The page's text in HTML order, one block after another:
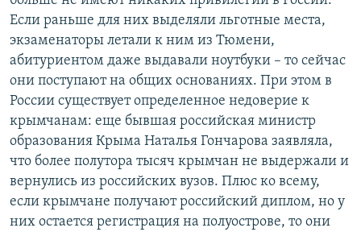
Если раньше для них выделяли льготные места,
экзаменаторы летали к ним из Тюмени,
абитуриентом даже выдавали ноутбуки – то сейчас
они поступают на общих основаниях. При этом в
России существует определенное недоверие к
крымчанам: еще бывшая российская министр
образования Крыма Наталья Гончарова заявляла,
что более полутора тысяч крымчан не выдержали и
вернулись из российских вузов. Плюс ко всему,
если крымчане получают российский диплом, но у
них остается регистрация на полуострове, то они